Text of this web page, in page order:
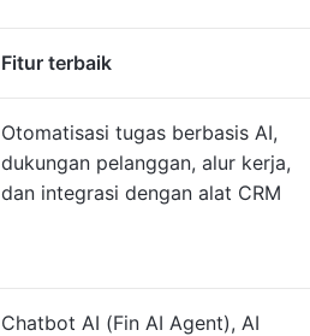
Fitur terbaik
Otomatisasi tugas berbasis AI,
dukungan pelanggan, alur kerja,
dan integrasi dengan alat CRM
Chatbot AI (Fin AI Agent), AI